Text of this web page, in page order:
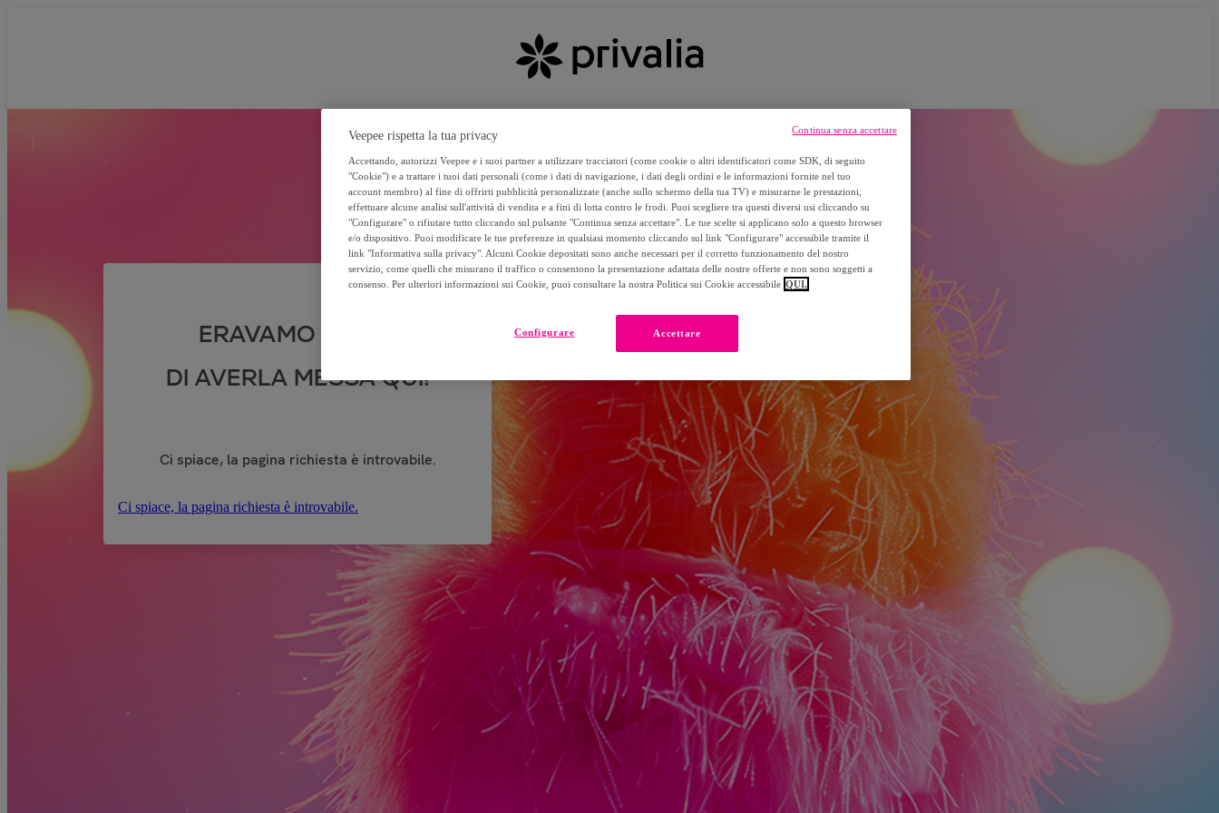
ERAVAMO SICURI
DI AVERLA MESSA QUI!
Ci spiace, la pagina richiesta è introvabile.
Ci spiace, la pagina richiesta è introvabile.
Veepee rispetta la tua privacy
Accettando, autorizzi Veepee e i suoi partner a utilizzare tracciatori (come cookie o altri identificatori come SDK, di seguito
"Cookie") e a trattare i tuoi dati personali (come i dati di navigazione, i dati degli ordini e le informazioni fornite nel tuo
account membro) al fine di offrirti pubblicità personalizzate (anche sullo schermo della tua TV) e misurarne le prestazioni,
effettuare alcune analisi sull'attività di vendita e a fini di lotta contro le frodi. Puoi scegliere tra questi diversi usi cliccando su
"Configurare" o rifiutare tutto cliccando sul pulsante "Continua senza accettare". Le tue scelte si applicano solo a questo browser
e/o dispositivo. Puoi modificare le tue preferenze in qualsiasi momento cliccando sul link "Configurare" accessibile tramite il
link "Informativa sulla privacy". Alcuni Cookie depositati sono anche necessari per il corretto funzionamento del nostro
servizio, come quelli che misurano il traffico o consentono la presentazione adattata delle nostre offerte e non sono soggetti a
consenso. Per ulteriori informazioni sui Cookie, puoi consultare la nostra Politica sui Cookie accessibile QUI.
Accettare
Configurare
Continua senza accettare